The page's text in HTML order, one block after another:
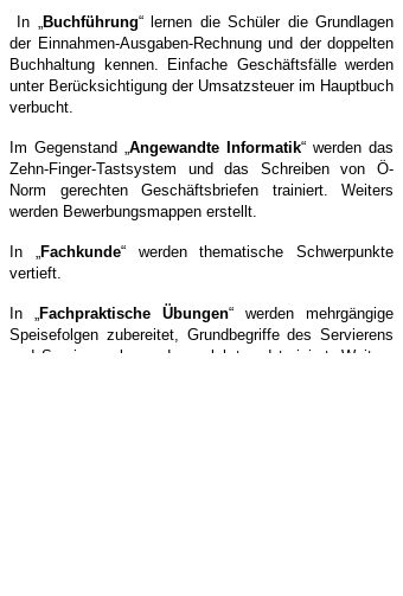
In „ Buchführung“ lernen die Schüler die Grundlagen
der Einnahmen-Ausgaben-Rechnung und der doppelten
Buchhaltung kennen. Einfache Geschäftsfälle werden
unter Berücksichtigung der Umsatzsteuer im Hauptbuch
verbucht.
Im Gegenstand „ Angewandte Informatik“ werden das
Zehn-Finger-Tastsystem und das Schreiben von Ö-
Norm gerechten Geschäftsbriefen trainiert. Weiters
werden Bewerbungsmappen erstellt.
In „ Fachkunde“ werden thematische Schwerpunkte
vertieft.
In „ Fachpraktische Übungen“ werden mehrgängige
Speisefolgen zubereitet, Grundbegriffe des Servierens
und Servierregeln werden gelehrt und trainiert.
Weiters